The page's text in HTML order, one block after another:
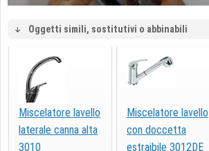
Oggetti simili, sostitutivi o abbinabili
Miscelatore lavello
laterale canna alta
3010
Miscelatore lavello
con doccetta
estraibile 3012DE